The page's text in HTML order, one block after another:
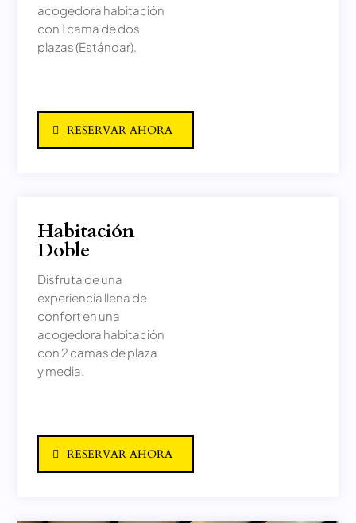
acogedora habitación
con 1 cama de dos
plazas (Estándar).
RESERVAR AHORA
Habitación
Doble
Disfruta de una
experiencia llena de
confort en una
acogedora habitación
con 2 camas de plaza
y media.
RESERVAR AHORA